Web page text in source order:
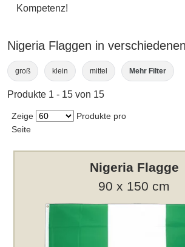
Kompetenz!
Nigeria Flaggen in
groß klein mittel Mehr Filter
Produkte 1 - 15 von 15
Zeige
Produkte pro
Seite
Nigeria Flagge
90 x 150 cm